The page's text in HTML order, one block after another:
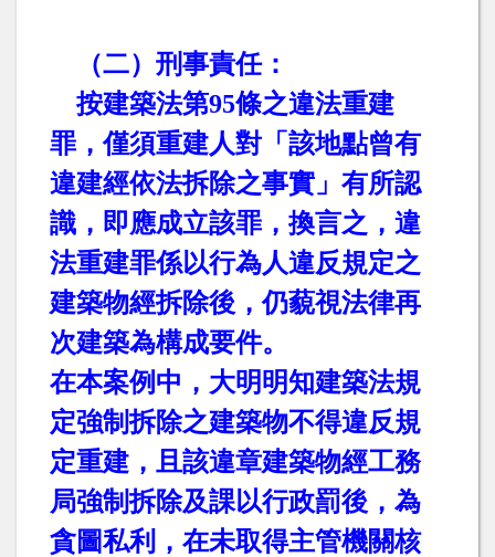
（二）刑事責任：
按建築法第95條之違法重建
罪，僅須重建人對「該地點曾有
違建經依法拆除之事實」有所認
識，即應成立該罪，換言之，違
法重建罪係以行為人違反規定之
建築物經拆除後，仍藐視法律再
次建築為構成要件。
在本案例中，大明明知建築法規
定強制拆除之建築物不得違反規
定重建，且該違章建築物經工務
局強制拆除及課以行政罰後，為
貪圖私利，在未取得主管機關核